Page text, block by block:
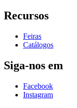
Recursos
Feiras
Catálogos
Siga-nos em
Facebook
Instagram